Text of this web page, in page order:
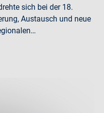
sich bei der 18.
Austausch und neue